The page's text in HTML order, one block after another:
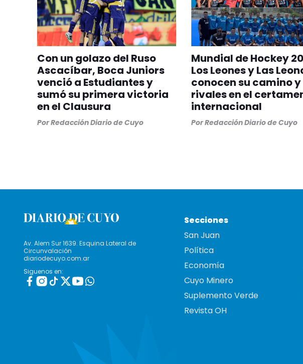
Con un golazo del Ruso
Ascacíbar, Boca Juniors
venció a Estudiantes y
sumó su primera victoria
en el Clausura
PorRedacción Diario de Cuyo
Mundial de Hockey
Los Leones y Las
conocen su camino y
rivales en el
internacional
PorRedacción Diario de Cuyo
Av. Alem Sur 1639. Esquina Lateral de
Circunvalación
diariodecuyo.com.ar
Siguenos en:
Secciones
San Juan
Política
Economía
Cuyo Minero
Suplemento Verde
Revista OH